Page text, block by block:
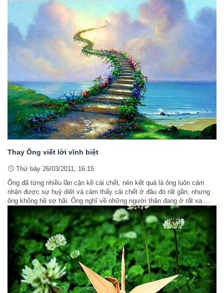
Thay Ông viết lời vĩnh biệt
Thứ bảy 26/03/2011, 16:15
Ông đã từng nhiều lần cận kề cái chết, nên kết quả là ông luôn cảm
nhận được sự huỷ diệt và cảm thấy cái chết ở đâu đó rất gần, nhưng
ông không hề sợ hãi. Ông nghĩ về những người thân đang ở rất xa ...